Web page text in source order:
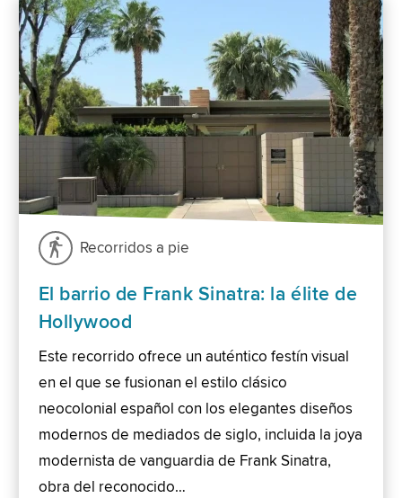
Recorridos a pie
El barrio de Frank Sinatra: la élite de
Hollywood
Este recorrido ofrece un auténtico festín visual
en el que se fusionan el estilo clásico
neocolonial español con los elegantes diseños
modernos de mediados de siglo, incluida la joya
modernista de vanguardia de Frank Sinatra,
obra del reconocido…